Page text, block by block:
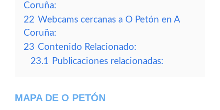
Coruña:
22 Webcams cercanas a O Petón en A
Coruña:
23 Contenido Relacionado:
23.1 Publicaciones relacionadas:
MAPA DE O PETÓN